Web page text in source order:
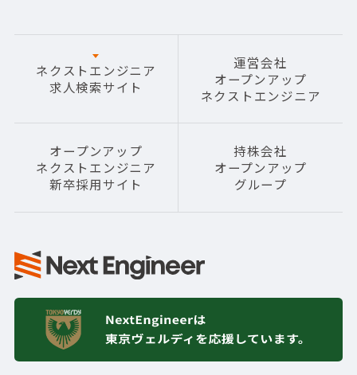
ネクストエンジニア
求人検索サイト
運営会社
オープンアップ
ネクストエンジニア
オープンアップ
ネクストエンジニア
新卒採用サイト
持株会社
オープンアップ
グループ